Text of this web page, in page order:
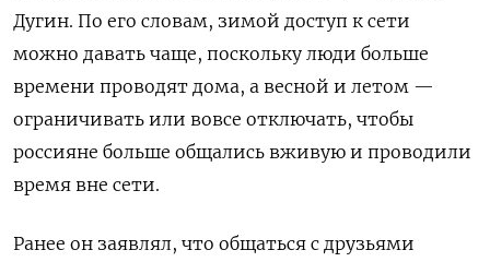
Дугин. По его словам, зимой доступ к сети
можно давать чаще, поскольку люди больше
времени проводят дома, а весной и летом —
ограничивать или вовсе отключать, чтобы
россияне больше общались вживую и проводили
время вне сети.
Ранее он заявлял, что общаться с друзьями